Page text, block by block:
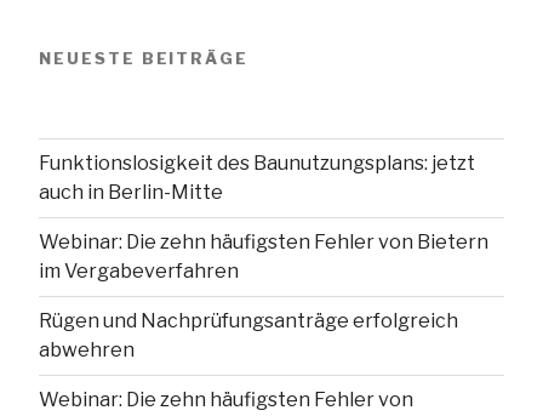
NEUESTE BEITRÄGE
Funktionslosigkeit des Baunutzungsplans: jetzt
auch in Berlin-Mitte
Webinar: Die zehn häufigsten Fehler von Bietern
im Vergabeverfahren
Rügen und Nachprüfungsanträge erfolgreich
abwehren
Webinar: Die zehn häufigsten Fehler von